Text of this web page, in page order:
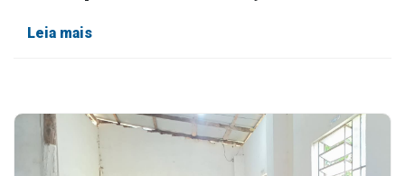
Leia mais